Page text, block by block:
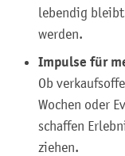
lebendig
werden.
Impulse für
Ob
Wochen oder
schaffen
ziehen.